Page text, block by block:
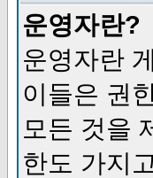
운영자란?
운영자란
이들은 권
모든 것을
한도 가지